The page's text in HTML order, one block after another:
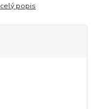
celý popis